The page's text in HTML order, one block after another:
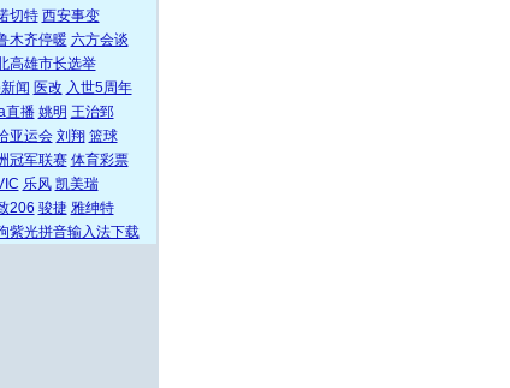
切特 西安事变
木齐停暖 六方会谈
高雄市长选举
闻 医改 入世5周年
直播 姚明 王治郅
亚运会 刘翔 篮球
冠军联赛 体育彩票
乐风 凯美瑞
206 骏捷 雅绅特
紫光拼音输入法下载